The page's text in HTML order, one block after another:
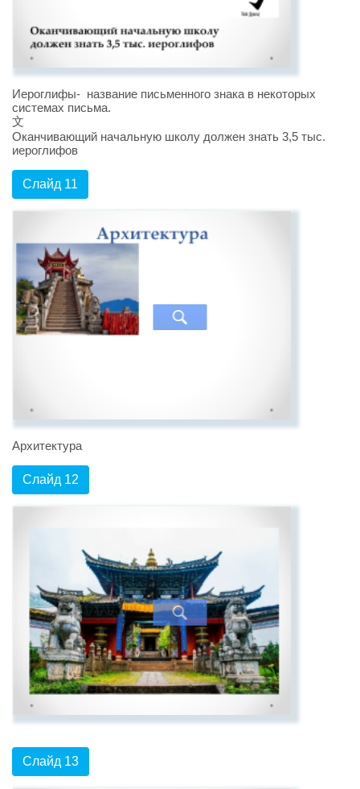
Иероглифы- название письменного знака в некоторых
системах письма.
文
Оканчивающий начальную школу должен знать 3,5 тыс.
иероглифов
Слайд 11
Архитектура
Слайд 12
Слайд 13